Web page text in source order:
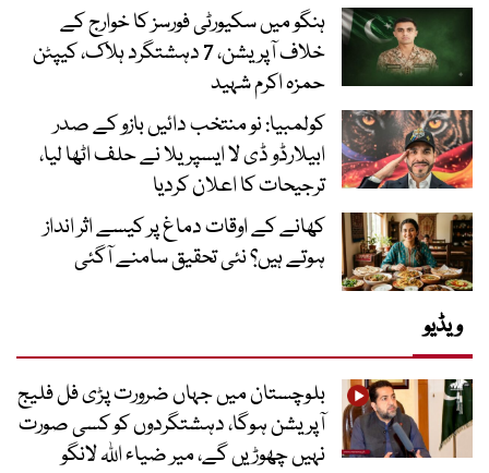
ہنگو میں سکیورٹی فورسز کا خوارج کے
خلاف آپریشن، 7 دہشتگرد ہلاک، کیپٹن
حمزہ اکرم شہید
کولمبیا: نو منتخب دائیں بازو کے صدر
ابیلارڈو ڈی لا ایسپریلا نے حلف اٹھا لیا،
ترجیحات کا اعلان کردیا
کھانے کے اوقات دماغ پر کیسے اثر انداز
ہوتے ہیں؟ نئی تحقیق سامنے آگئی
ویڈیو
بلوچستان میں جہاں ضرورت پڑی فل فلیج
آپریشن ہوگا، دہشتگردوں کو کسی صورت
نہیں چھوڑیں گے، میر ضیاء اللہ لانگو